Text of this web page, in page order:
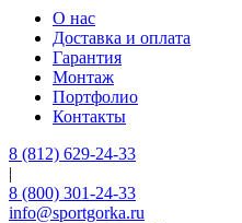
О нас
Доставка и оплата
Гарантия
Монтаж
Портфолио
Контакты
8 (812) 629-24-33
|
8 (800) 301-24-33
info@sportgorka.ru